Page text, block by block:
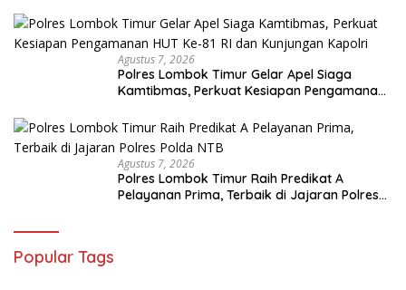
Agustus 7, 2026
Polres Lombok Timur Gelar Apel Siaga
Kamtibmas, Perkuat Kesiapan Pengamanan
Agustus 7, 2026
Polres Lombok Timur Raih Predikat A
Pelayanan Prima, Terbaik di Jajaran Polres
Popular Tags